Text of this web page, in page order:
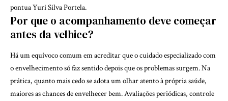
pontua Yuri Silva Portela.
Por que o acompanhamento deve começar
antes da velhice?
Há um equívoco comum em acreditar que o cuidado especializado com
o envelhecimento só faz sentido depois que os problemas surgem. Na
prática, quanto mais cedo se adota um olhar atento à própria saúde,
maiores as chances de envelhecer bem. Avaliações periódicas, controle